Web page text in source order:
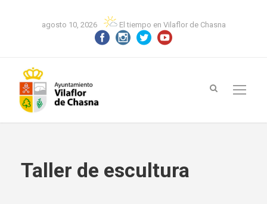
agosto 10, 2026 El tiempo en Vilaflor de Chasna
Taller de escultura